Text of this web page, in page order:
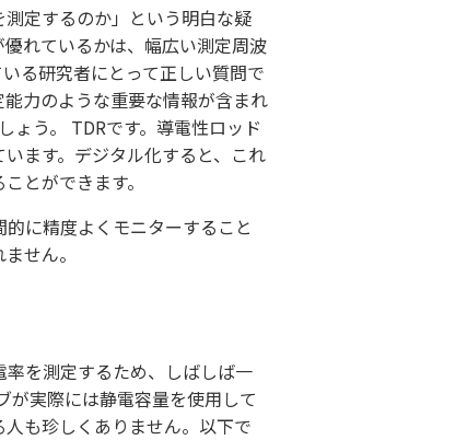
定するのか」という明白な疑
れているかは、幅広い測定周波
る研究者にとって正しい質問で
力のような重要な情報が含まれ
ょう。 TDRです。導電性ロッド
ます。デジタル化すると、これ
とができます。
に精度よくモニターすること
せん。
を測定するため、しばしば一
が実際には静電容量を使用して
も珍しくありません。以下で